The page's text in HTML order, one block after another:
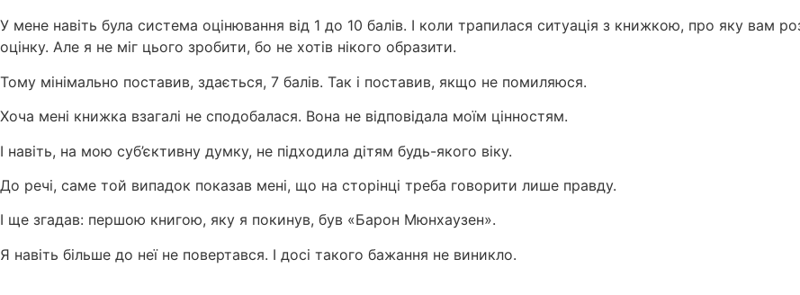
У мене навіть була система оцінювання від 1 до 10 балів. І коли трапилася ситуація з книжкою, про яку вам
оцінку. Але я не міг цього зробити, бо не хотів нікого образити.
Тому мінімально поставив, здається, 7 балів. Так і поставив, якщо не помиляюся.
Хоча мені книжка взагалі не сподобалася. Вона не відповідала моїм цінностям.
І навіть, на мою суб’єктивну думку, не підходила дітям будь-якого віку.
До речі, саме той випадок показав мені, що на сторінці треба говорити лише правду.
І ще згадав: першою книгою, яку я покинув, був «Барон Мюнхаузен».
Я навіть більше до неї не повертався. І досі такого бажання не виникло.